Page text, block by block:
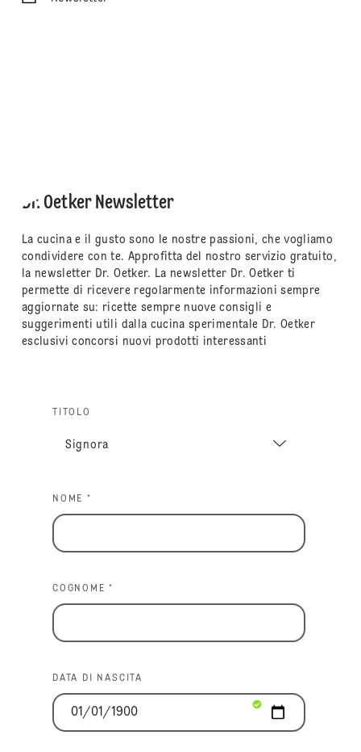
Dr. Oetker Newsletter
La cucina e il gusto sono le nostre passioni, che vogliamo
condividere con te. Approfitta del nostro servizio gratuito,
la newsletter Dr. Oetker. La newsletter Dr. Oetker ti
permette di ricevere regolarmente informazioni sempre
aggiornate su: ricette sempre nuove consigli e
suggerimenti utili dalla cucina sperimentale Dr. Oetker
esclusivi concorsi nuovi prodotti interessanti
TITOLO
NOME *
COGNOME *
DATA DI NASCITA